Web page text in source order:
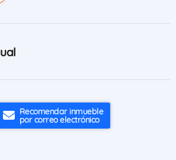
Recomendar inmueble
por correo electrónico